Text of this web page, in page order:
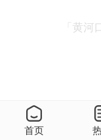
首页
「黄河